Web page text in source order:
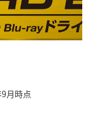
月時点